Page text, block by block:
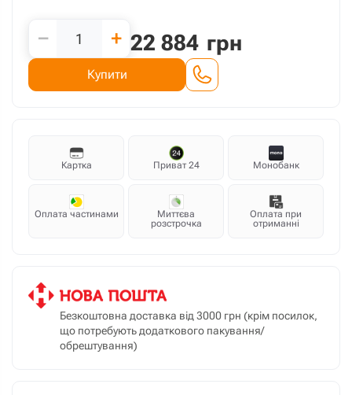
− + 22 884 грн
Купити
Картка Приват 24 Монобанк
Оплата частинами
Миттєва
розстрочка
Оплата при
отриманні
Безкоштовна доставка від 3000 грн (крім посилок,
що потребують додаткового пакування/
обрештування)